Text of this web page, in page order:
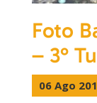
Foto
– 3°
06 Ago